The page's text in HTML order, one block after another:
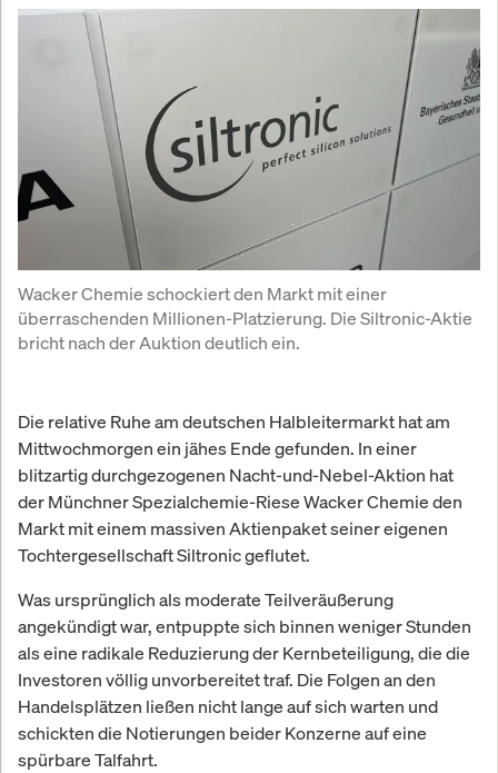
Wacker Chemie schockiert den Markt mit einer
überraschenden Millionen-Platzierung. Die Siltronic-Aktie
bricht nach der Auktion deutlich ein.
Die relative Ruhe am deutschen Halbleitermarkt hat am
Mittwochmorgen ein jähes Ende gefunden. In einer
blitzartig durchgezogenen Nacht-und-Nebel-Aktion hat
der Münchner Spezialchemie-Riese Wacker Chemie den
Markt mit einem massiven Aktienpaket seiner eigenen
Tochtergesellschaft Siltronic geflutet.
Was ursprünglich als moderate Teilveräußerung
angekündigt war, entpuppte sich binnen weniger Stunden
als eine radikale Reduzierung der Kernbeteiligung, die die
Investoren völlig unvorbereitet traf. Die Folgen an den
Handelsplätzen ließen nicht lange auf sich warten und
schickten die Notierungen beider Konzerne auf eine
spürbare Talfahrt.